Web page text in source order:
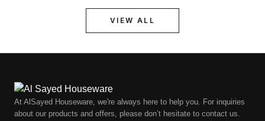
VIEW ALL
At AlSayed Houseware, we're always here to help you. For inquiries
about our products and offers, please don’t hesitate to contact us.